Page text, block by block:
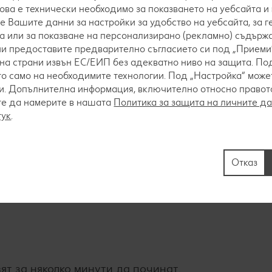
на медальони с дебелина 2 см. Овкусява се
в сгорещен тиган с незалепващо
за няколко минути да починат.
е технически необходимо за показването на уебсайта
Вашите данни за настройки за удобство на уебсайта, за
или за показване на персонализирано (рекламно)
предоставите предварително съгласието си под
страни извън ЕС/ЕИП без адекватно ниво на защита.
само на необходимите технологии. Под „Настройка“
Допълнителна информация, включително относно
да намерите в нашата Политика за защита на личните
.
Отказ